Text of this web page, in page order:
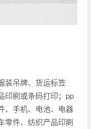
装吊牌、货运标签
印刷或条码打印；pp
、手机、电池、电器
零件、纺织产品印刷